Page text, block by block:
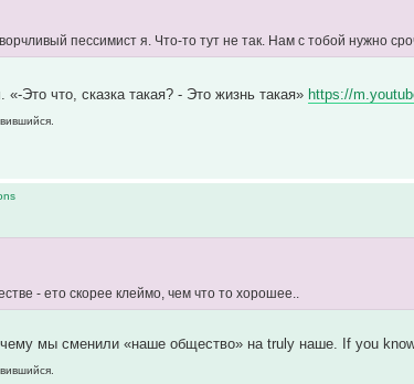
пессимист я. Что-то тут не так. Нам с тобой нужно
Это что, сказка такая? - Это жизнь такая» https://
- ето скорее клеймо, чем что то хорошее..
мы сменили «наше общество» на truly наше. If you